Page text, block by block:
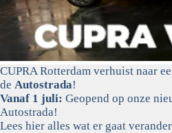
CUPRA Rotterdam verhuist naar
de Autostrada!
Vanaf 1 juli: Geopend op onze
Autostrada!
Lees hier alles wat er gaat